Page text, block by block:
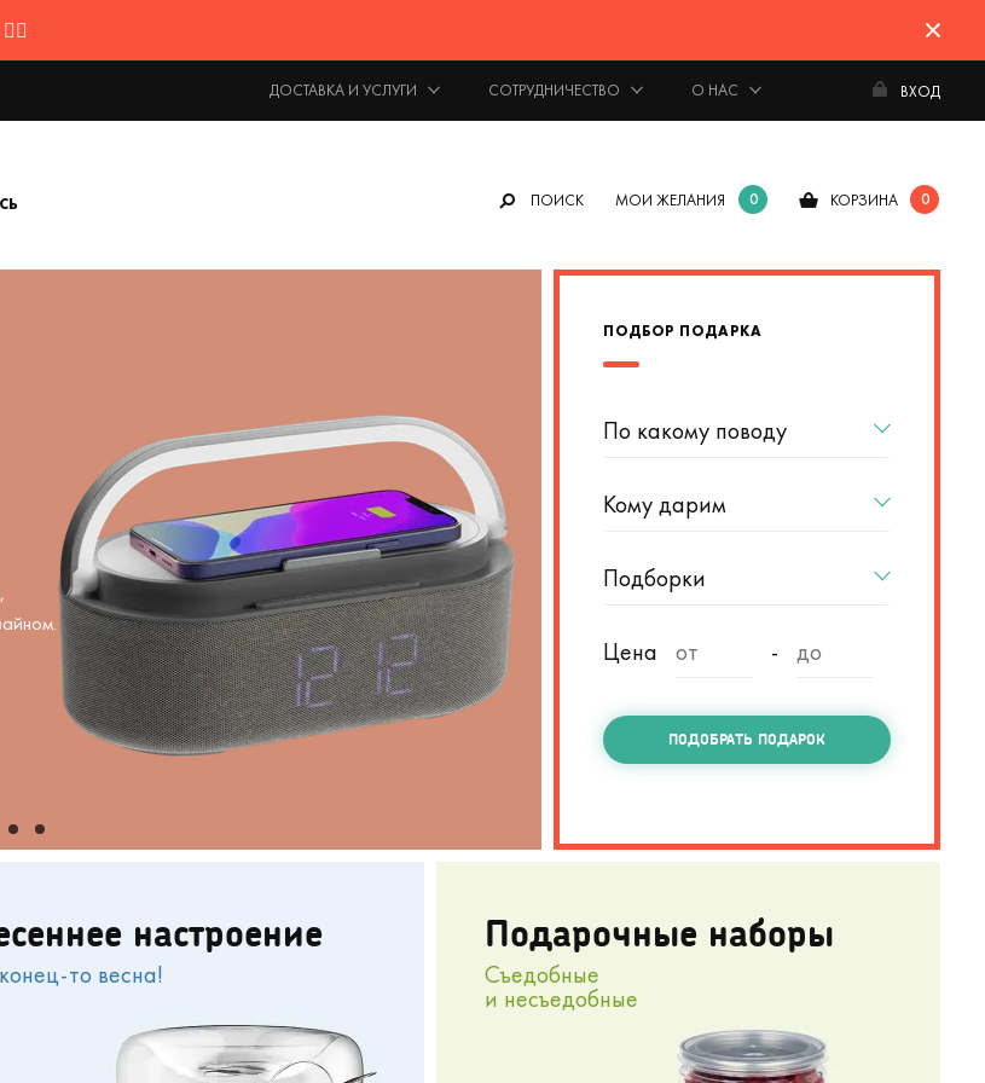
ДОСТАВКА И УСЛУГИ СОТРУДНИЧЕСТВО О НАС ВХОД
ПОИСК МОИ ЖЕЛАНИЯ 0 КОРЗИНА 0
ИНТЕРЕСНЫЕ ПОДБОРКИ
Домашний
подарки
Аксессуары и бокалы.
Изысканный алкоголь требует должной
ЧТО ПРЕДПОЧИТАЕТЕ?
ПОДБОР ПОДАРКА
По какому поводу
Кому дарим
Подборки
Цена -
ПОДОБРАТЬ ПОДАРОК
настроение
то весна!
Подарочные наборы
Съедобные
и несъедобные